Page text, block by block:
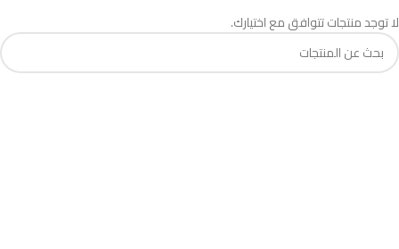
لا توجد منتجات تتوافق مع اختيارك.